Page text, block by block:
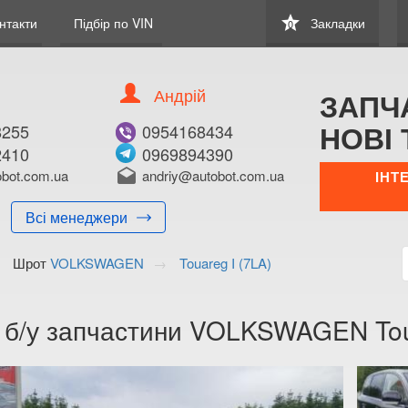
Підбір по VIN star
0 Закладки
Всі менеджери
Андрій
0954168434
0969894390
drafts andriy@autobot.com.ua
НОВІ
ШротVOLKSWAGEN
Touareg I (7LA)
б/у запчастини VOLKSWAGEN